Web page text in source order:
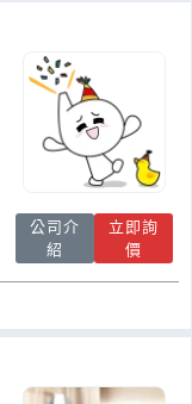
公司介
紹
立即詢
價